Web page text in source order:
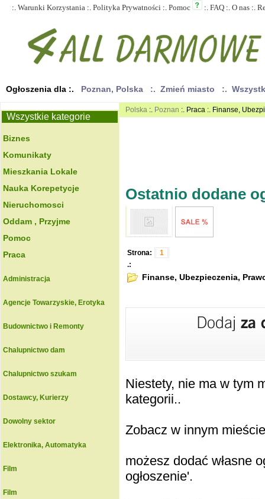
:. Warunki Korzystania :. Polityka Prywatności :. Pomoc :. FAQ :. O nas :.
Ogłoszenia dla :. Poznan, Polska :. Zmień miasto :.
Wszystkie kategorie
Biznes
Komunikaty
Mieszkania Lokale
Nauka Korepetycje
Nieruchomosci
Oddam , Przyjme
Pomoc
Praca
Administracja
Agencje Towarzyskie, Erotyka
Budownictwo i Remonty
Chalupnictwo dam
Chalupnictwo szukam
Dostawcy, Kurierzy
Dowolny sektor
Elektronika, Automatyka
Film
Film
Polska :. Poznan :. Praca :. Finanse,
Ostatnio dodane
Strona:
1
.:
Finanse, Ubezpieczenia,
Niestety, nie ma w tym
kategorii..
Zobacz w innym
możesz dodać własne
ogłoszenie'.